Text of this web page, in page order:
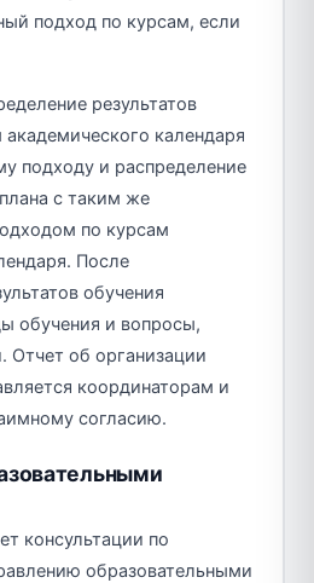
подход по курсам, если
результатов
календаря
подходу и распределение
с таким же
по курсам
После
обучения
обучения и вопросы,
Отчет об организации
координаторам и
согласию.
консультации по
образовательными